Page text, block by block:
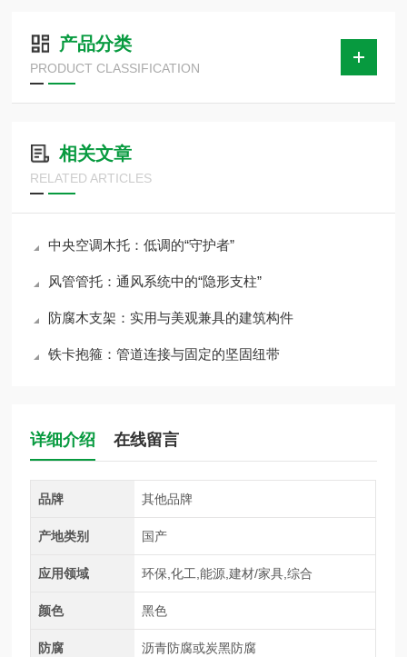
产品分类
PRODUCT CLASSIFICATION
相关文章
RELATED ARTICLES
中央空调木托：低调的“守护者”
风管管托：通风系统中的“隐形支柱”
防腐木支架：实用与美观兼具的建筑构件
铁卡抱箍：管道连接与固定的坚固纽带
详细介绍 在线留言
品牌 其他品牌
产地类别 国产
应用领域 环保,化工,能源,建材/家具,综合
颜色 黑色
防腐 沥青防腐或炭黑防腐